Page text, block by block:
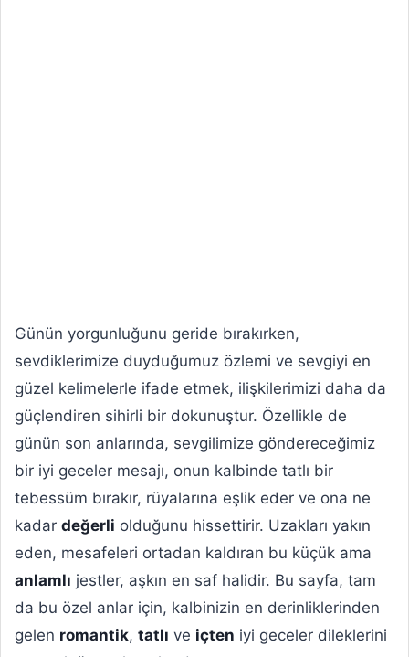
Günün yorgunluğunu geride bırakırken,
sevdiklerimize duyduğumuz özlemi ve sevgiyi en
güzel kelimelerle ifade etmek, ilişkilerimizi daha da
güçlendiren sihirli bir dokunuştur. Özellikle de
günün son anlarında, sevgilimize göndereceğimiz
bir iyi geceler mesajı, onun kalbinde tatlı bir
tebessüm bırakır, rüyalarına eşlik eder ve ona ne
kadar değerli olduğunu hissettirir. Uzakları yakın
eden, mesafeleri ortadan kaldıran bu küçük ama
anlamlı jestler, aşkın en saf halidir. Bu sayfa, tam
da bu özel anlar için, kalbinizin en derinliklerinden
gelen romantik, tatlı ve içten iyi geceler dileklerini